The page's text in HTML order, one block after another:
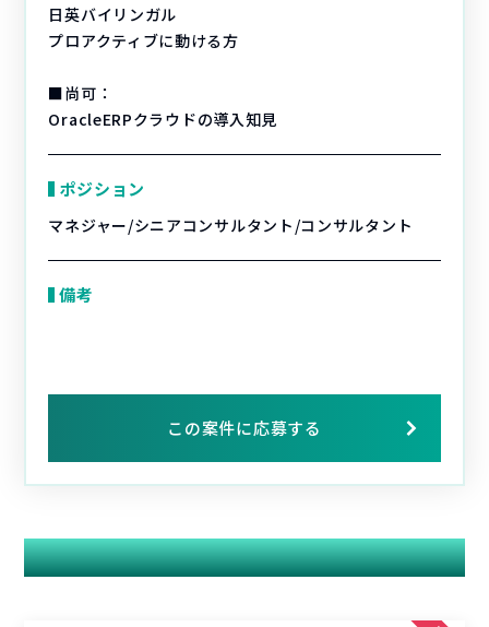
日英バイリンガル
プロアクティブに動ける方
■尚可：
OracleERPクラウドの導入知見
ポジション
マネジャー/シニアコンサルタント/コンサルタント
備考
この案件に応募する
関連する案件